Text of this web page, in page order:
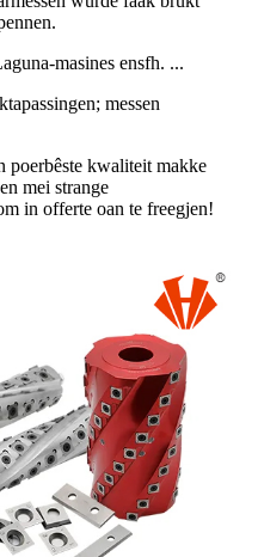
masines ensfh. ...
messen
poerbêste kwaliteit makke
mei strange
in offerte oan te freegjen!